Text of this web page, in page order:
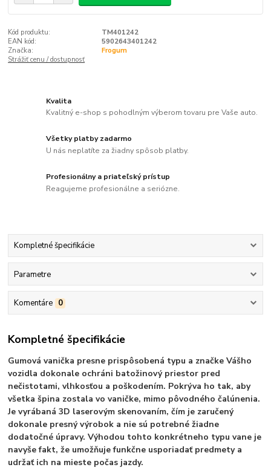
Kód produktu:
TM401242
EAN kód:
5902643401242
Značka:
Frogum
Strážiť cenu / dostupnosť
Kvalita
Kvalitný e-shop s pohodlným výberom tovaru pre Vaše auto.
Všetky platby zadarmo
U nás neplatíte za žiadny spôsob platby.
Profesionálny a priateľský prístup
Reagujeme profesionálne a seriózne.
Kompletné špecifikácie
Parametre
Komentáre 0
Kompletné špecifikácie
Gumová vanička presne prispôsobená typu a značke Vášho
vozidla dokonale ochráni batožinový priestor pred
nečistotami, vlhkosťou a poškodením. Pokrýva ho tak, aby
všetka špina zostala vo vaničke, mimo pôvodného čalúnenia.
Je vyrábaná 3D laserovým skenovaním, čím je zaručený
dokonale presný výrobok a nie sú potrebné žiadne
dodatočné úpravy. Výhodou tohto konkrétneho typu vane je
navyše fakt, že umožňuje funkčne usporiadať predmety a
udržať ich na mieste počas jazdy.